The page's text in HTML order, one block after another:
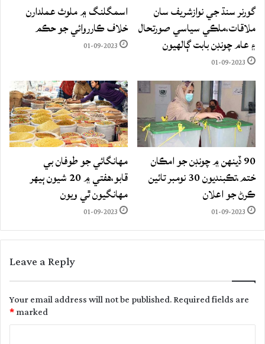
گورنر سنڌ جي نوازشريف سان
ملاقات،ملڪي سياسي صورتحال
۽ عام چونڊن بابت ڳالهيون
01-09-2023
اسمگلنگ ۾ ملوث عملدارن
خلاف ڪارروائي جو حڪم
01-09-2023
90 ڏينهن ۾ چونڊن جو امڪان
ختم،تڪبنديون 30 نومبر تائين
ڪرڻ جو اعلان
01-09-2023
مهانگائي جو طوفان بي
قابو،هفتي ۾ 20 شيون ٻيهر
مهانگيون ٿي ويون
01-09-2023
Leave a Reply
Your email address will not be published.Required fields are
marked
*